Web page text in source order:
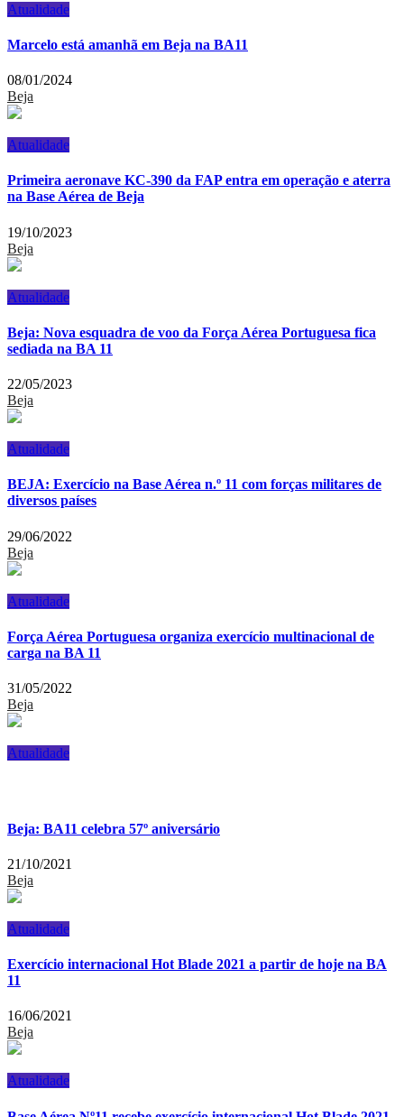
Atualidade
Marcelo está amanhã em Beja na BA11
08/01/2024
Beja
Atualidade
Primeira aeronave KC-390 da FAP entra em operação e aterra
na Base Aérea de Beja
19/10/2023
Beja
Atualidade
Beja: Nova esquadra de voo da Força Aérea Portuguesa fica
sediada na BA 11
22/05/2023
Beja
Atualidade
BEJA: Exercício na Base Aérea n.º 11 com forças militares de
diversos países
29/06/2022
Beja
Atualidade
Força Aérea Portuguesa organiza exercício multinacional de
carga na BA 11
31/05/2022
Beja
Atualidade
Beja: BA11 celebra 57º aniversário
21/10/2021
Beja
Atualidade
Exercício internacional Hot Blade 2021 a partir de hoje na BA
11
16/06/2021
Beja
Atualidade